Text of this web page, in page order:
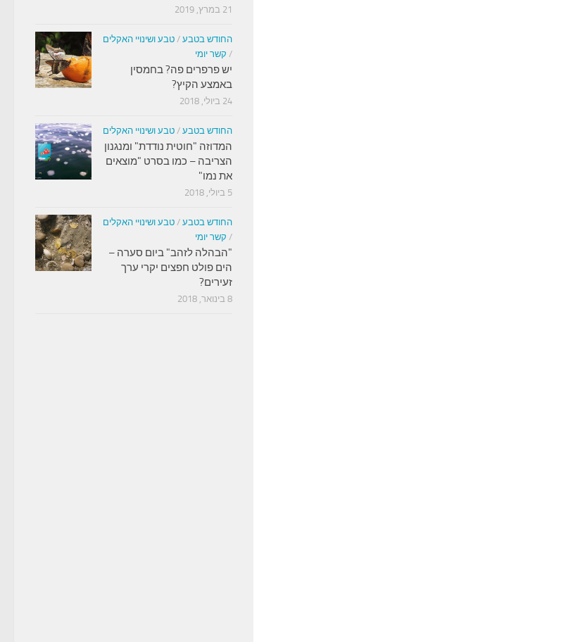
21 במרץ, 2019
החודש בטבע / טבע ושינויי האקלים
/ קשר יומי
יש פרפרים פה? בחמסין
באמצע הקיץ?
24 ביולי, 2018
החודש בטבע / טבע ושינויי האקלים
המדוזה "חוטית נודדת" ומנגנון
הצריבה – כמו בסרט "מוצאים
את נמו"
5 ביולי, 2018
החודש בטבע / טבע ושינויי האקלים
/ קשר יומי
"הבהלה לזהב" ביום סערה –
הים פולט חפצים יקרי ערך
זעירים?
8 בינואר, 2018